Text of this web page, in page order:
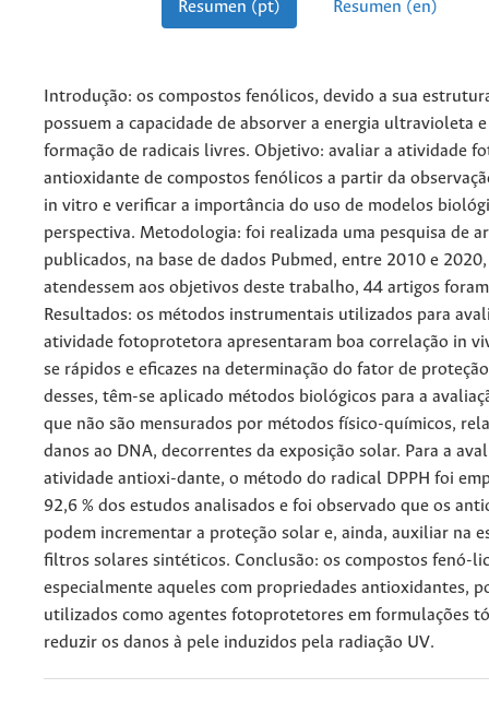
Resumen (pt) Resumen (en)
Introdução: os compostos fenólicos, devido a sua
possuem a capacidade de absorver a energia ultravioleta
formação de radicais livres. Objetivo: avaliar a atividade
antioxidante de compostos fenólicos a partir da
in vitro e verificar a importância do uso de modelos
perspectiva. Metodologia: foi realizada uma pesquisa de
publicados, na base de dados Pubmed, entre 2010 e
atendessem aos objetivos deste trabalho, 44 artigos
Resultados: os métodos instrumentais utilizados para
atividade fotoprotetora apresentaram boa correlação in
se rápidos e eficazes na determinação do fator de
desses, têm-se aplicado métodos biológicos para a
que não são mensurados por métodos físico-químicos,
danos ao DNA, decorrentes da exposição solar. Para a
atividade antioxi-dante, o método do radical DPPH foi
92,6 % dos estudos analisados e foi observado que os
podem incrementar a proteção solar e, ainda, auxiliar na
filtros solares sintéticos. Conclusão: os compostos fenó-
especialmente aqueles com propriedades antioxidantes,
utilizados como agentes fotoprotetores em formulações
reduzir os danos à pele induzidos pela radiação UV.